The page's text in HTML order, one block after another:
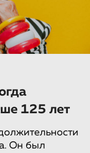
125 лет
Он был